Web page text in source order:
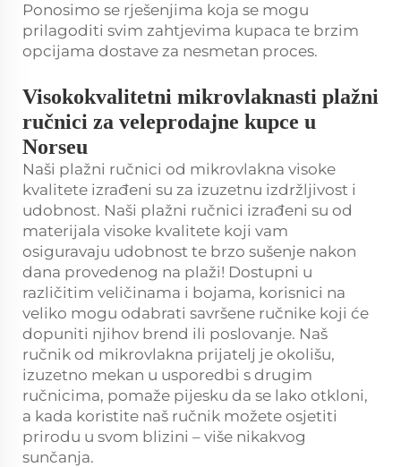
Ponosimo se rješenjima koja se mogu
prilagoditi svim zahtjevima kupaca te brzim
opcijama dostave za nesmetan proces.
Visokokvalitetni mikrovlaknasti plažni
ručnici za veleprodajne kupce u
Norseu
Naši plažni ručnici od mikrovlakna visoke
kvalitete izrađeni su za izuzetnu izdržljivost i
udobnost. Naši plažni ručnici izrađeni su od
materijala visoke kvalitete koji vam
osiguravaju udobnost te brzo sušenje nakon
dana provedenog na plaži! Dostupni u
različitim veličinama i bojama, korisnici na
veliko mogu odabrati savršene ručnike koji će
dopuniti njihov brend ili poslovanje. Naš
ručnik od mikrovlakna prijatelj je okolišu,
izuzetno mekan u usporedbi s drugim
ručnicima, pomaže pijesku da se lako otkloni,
a kada koristite naš ručnik možete osjetiti
prirodu u svom blizini – više nikakvog
sunčanja.